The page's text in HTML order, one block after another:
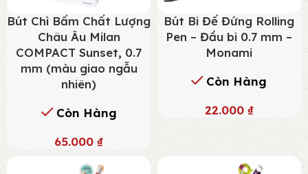
Bút Chì Bấm Chất Lượng
Châu Âu Milan
COMPACT Sunset, 0.7
mm (màu giao ngẫu
nhiên)
Còn Hàng
65.000 ₫
Bút Bi Đế Đứng Rolling
Pen – Đầu bi 0.7 mm –
Monami
Còn Hàng
22.000 ₫